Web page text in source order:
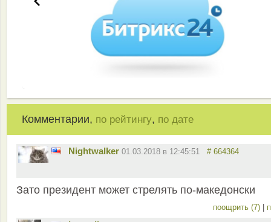
Комментарии, по рейтингу, по дате
Nightwalker 01.03.2018 в 12:45:51 # 664364
Зато президент может стрелять по-македонски
поощрить (7) |